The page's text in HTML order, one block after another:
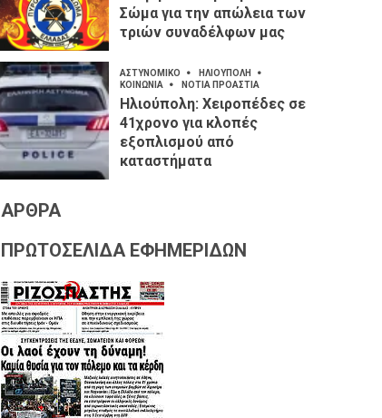
Σώμα για την απώλεια των
τριών συναδέλφων μας
ΑΣΤΥΝΟΜΙΚΟ
ΗΛΙΟΥΠΟΛΗ
ΚΟΙΝΩΝΙΑ
ΝΟΤΙΑ ΠΡΟΑΣΤΙΑ
Ηλιούπολη: Χειροπέδες σε
41χρονο για κλοπές
εξοπλισμού από
καταστήματα
ΑΡΘΡΑ
ΠΡΩΤΟΣΕΛΙΔΑ ΕΦΗΜΕΡΙΔΩΝ